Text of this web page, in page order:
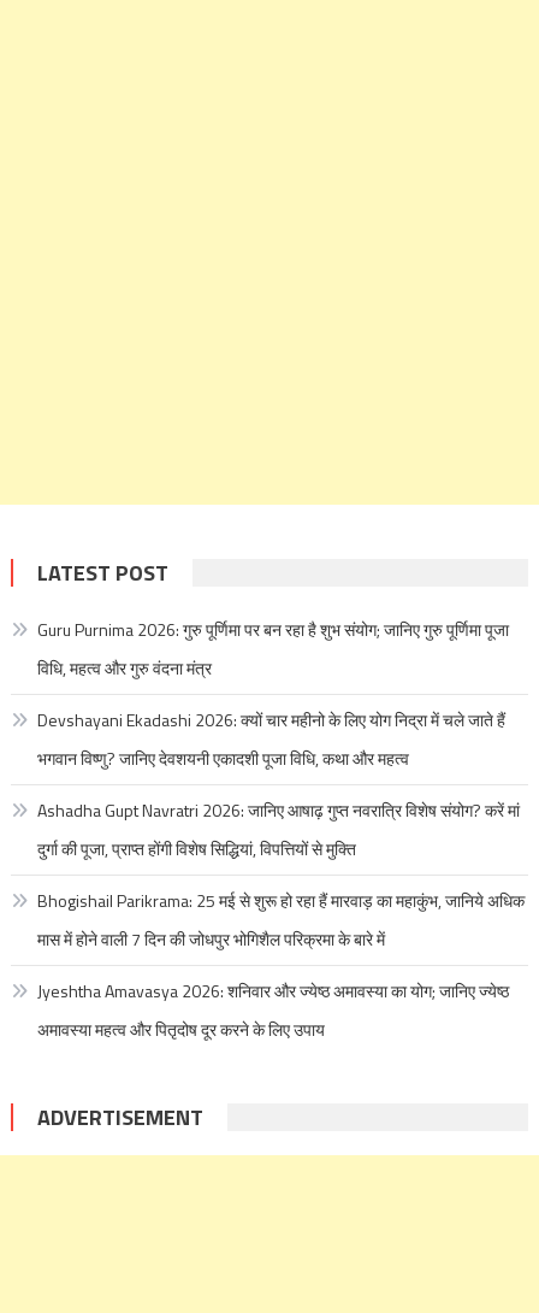
LATEST POST
Guru Purnima 2026: गुरु पूर्णिमा पर बन रहा है शुभ संयोग; जानिए गुरु पूर्णिमा पूजा
विधि, महत्व और गुरु वंदना मंत्र
Devshayani Ekadashi 2026: क्यों चार महीनो के लिए योग निद्रा में चले जाते हैं
भगवान विष्णु? जानिए देवशयनी एकादशी पूजा विधि, कथा और महत्व
Ashadha Gupt Navratri 2026: जानिए आषाढ़ गुप्त नवरात्रि विशेष संयोग? करें मां
दुर्गा की पूजा, प्राप्त होंगी विशेष सिद्धियां, विपत्तियों से मुक्ति
Bhogishail Parikrama: 25 मई से शुरू हो रहा हैं मारवाड़ का महाकुंभ, जानिये अधिक
मास में होने वाली 7 दिन की जोधपुर भोगिशैल परिक्रमा के बारे में
Jyeshtha Amavasya 2026: शनिवार और ज्येष्ठ अमावस्या का योग; जानिए ज्येष्ठ
अमावस्या महत्व और पितृदोष दूर करने के लिए उपाय
ADVERTISEMENT